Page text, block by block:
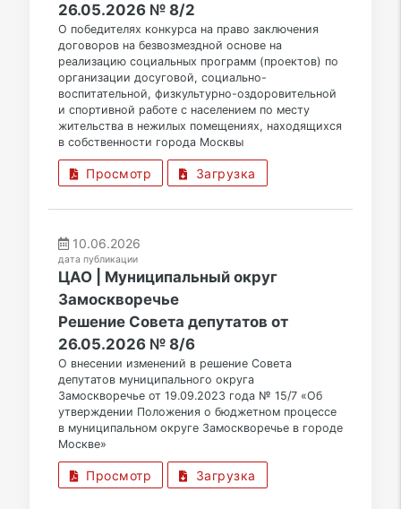
26.05.2026 № 8/2
О победителях конкурса на право заключения
договоров на безвозмездной основе на
реализацию социальных программ (проектов) по
организации досуговой, социально-
воспитательной, физкультурно-оздоровительной
и спортивной работе с населением по месту
жительства в нежилых помещениях, находящихся
в собственности города Москвы
Просмотр Загрузка
10.06.2026
дата публикации
ЦАО | Муниципальный округ
Замоскворечье
Решение Совета депутатов от
26.05.2026 № 8/6
О внесении изменений в решение Совета
депутатов муниципального округа
Замоскворечье от 19.09.2023 года № 15/7 «Об
утверждении Положения о бюджетном процессе
в муниципальном округе Замоскворечье в городе
Москве»
Просмотр Загрузка